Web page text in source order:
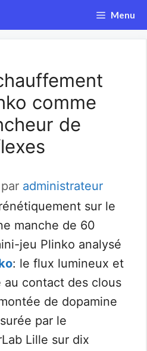
Menu
comme
de
par administrateur
sur le
manche de 60
jeu Plinko analysé
: le flux lumineux et
contact des clous
de dopamine
par le
Lille sur dix